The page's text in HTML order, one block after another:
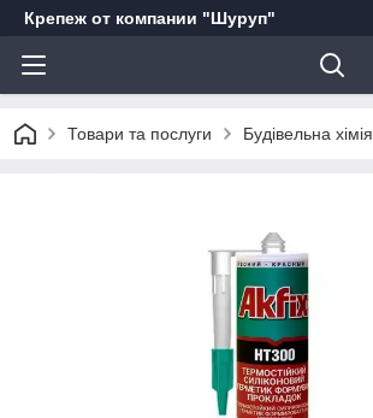
Крепеж от компании "Шуруп"
Товари та послуги Будівельна хімія